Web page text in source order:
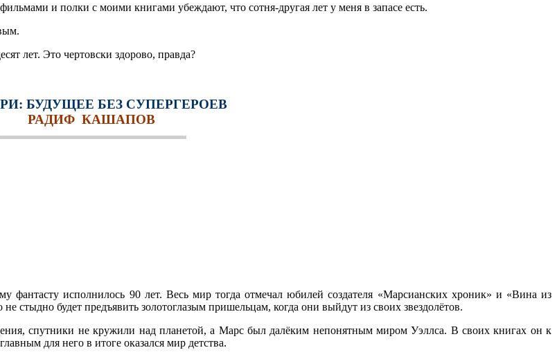
и полки с моими книгами убеждают, что сотня-другая лет у меня в запасе есть.
лет. Это чертовски здорово, правда?
БУДУЩЕЕ БЕЗ СУПЕРГЕРОЕВ
РАДИФ КАШАПОВ
фантасту исполнилось 90 лет. Весь мир тогда отмечал юбилей создателя «Марсианских хроник» и «Вина из
стыдно будет предъявить золотоглазым пришельцам, когда они выйдут из своих звездолётов.
спутники не кружили над планетой, а Марс был далёким непонятным миром Уэллса. В своих книгах он к
для него в итоге оказался мир детства.